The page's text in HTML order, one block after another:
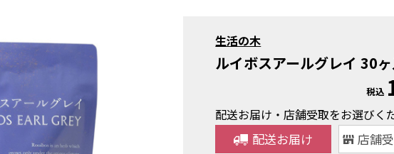
生活の木
ルイボスアールグレイ 30
税込
配送お届け・店舗受取をお選びく
配送お届け 店舗